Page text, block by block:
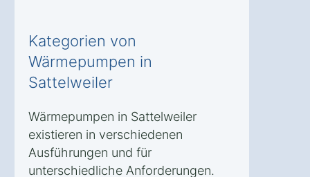
Kategorien von
Wärmepumpen in
Sattelweiler
Wärmepumpen in Sattelweiler
existieren in verschiedenen
Ausführungen und für
unterschiedliche Anforderungen.